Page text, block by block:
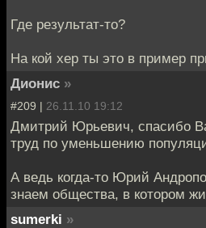
Где результат-то?
На кой хер ты это в пример
Дионис »
#209 | 26.11.10 19:12
Дмитрий Юрьевич, спасибо
труд по уменьшению
А ведь когда-то Юрий
знаем общества, в котором
sumerki »